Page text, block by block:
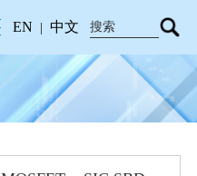
EN 中文